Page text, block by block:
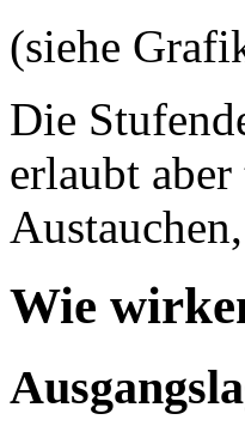
(siehe
Die
erlaubt
Wie